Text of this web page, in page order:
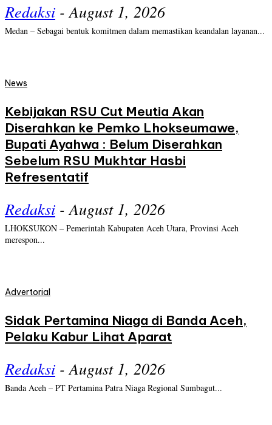
Redaksi - August 1, 2026
Medan – Sebagai bentuk komitmen dalam memastikan keandalan layanan...
News
Kebijakan RSU Cut Meutia Akan
Diserahkan ke Pemko Lhokseumawe,
Bupati Ayahwa : Belum Diserahkan
Sebelum RSU Mukhtar Hasbi
Refresentatif
Redaksi - August 1, 2026
LHOKSUKON – Pemerintah Kabupaten Aceh Utara, Provinsi Aceh
merespon...
Advertorial
Sidak Pertamina Niaga di Banda Aceh,
Pelaku Kabur Lihat Aparat
Redaksi - August 1, 2026
Banda Aceh – PT Pertamina Patra Niaga Regional Sumbagut...